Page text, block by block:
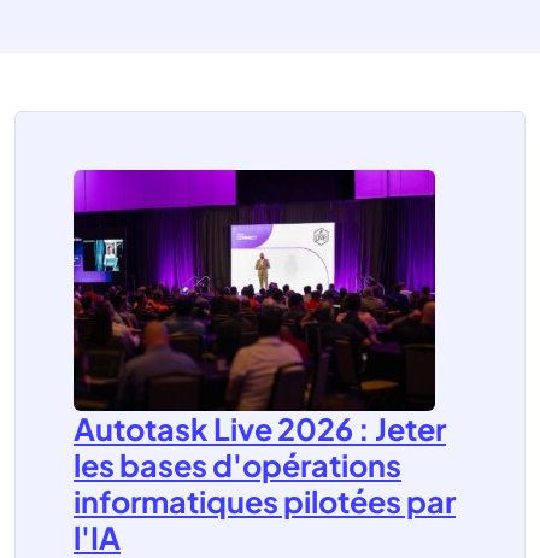
Autotask Live 2026 : Jeter
les bases d'opérations
informatiques pilotées par
l'IA